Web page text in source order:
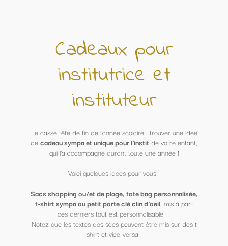
Cadeaux pour
institutrice et
instituteur
Le casse tête de fin de l'année scolaire : trouver une idée
decadeau sympa et unique pour l'institde votre enfant,
qui l'a accompagné durant toute une année !
Voici quelques idées pour vous !
Sacs shopping ou/et de plage, tote bag personnalisée,
t-shirt sympa ou petit porte clé clin d'oeil, mis à part
ces derniers tout est personnalisable !
Notez que les textes des sacs peuvent être mis sur des t
shirt et vice-versa !